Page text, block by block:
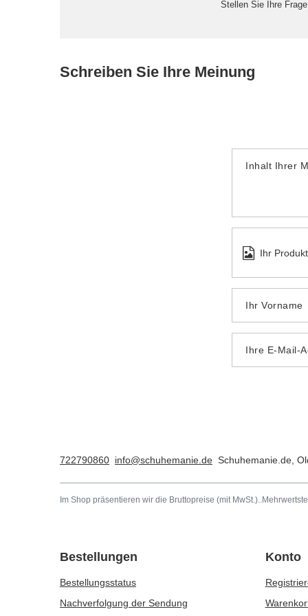
Stellen Sie Ihre
Schreiben Sie Ihre Meinung
Inhalt Ihrer
Ihr
Ihr Vorname
Ihre E-Mail-
722790860 info@schuhemanie.de Schuhemanie.de
Im Shop präsentieren wir die Bruttopreise (mit MwSt.)..
Bestellungen
Bestellungsstatus
Nachverfolgung der Sendung
Konto